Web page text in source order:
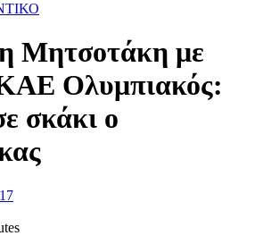
Μητσοτάκη με
Ολυμπιακός:
σκάκι ο